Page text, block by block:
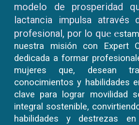
modelo de prosperidad
lactancia impulsa através
profesional, por lo que e
nuestra misión con Expert
dedicada a formar
mujeres que, desean
conocimientos y habilidades
clave para lograr movilidad
integral sostenible,
habilidades y destrezas